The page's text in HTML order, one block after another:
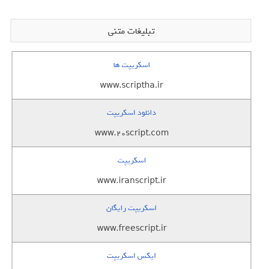
تبلیغات متنی
اسکریپت ها
www.scriptha.ir
دانلود اسکریپت
www.20script.com
اسکریپت
www.iranscript.ir
اسکریپت رایگان
www.freescript.ir
ایکس اسکریپت